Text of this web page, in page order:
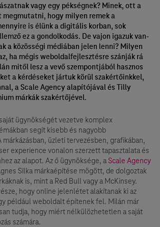
vagy egy pékségnek? Minek, ott a
megmutatni, hogy milyen remek a
is élünk a digitális korban, sok
ez a gondolkodás. De vajon igazuk van-
a közösségi médiában jelen lenni? Milyen
ha mégis weboldalfejlesztésre szánják rá
mitől lesz a vevő szempontjából hasznos
a kérdéseket jártuk körül szakértőinkkel,
a Scale Agency alapítójával és Tilly
márkák szakértőjével.
ügynökségét vezetve komplex
segít kisebb és nagyobb
márkázásban, üzleti tervezésben, grafikában,
experience vonalon szerzett tapasztalata és
az alapot. Az ő ügynöksége, a Scale Agency
Silka márkaépítése mögött, de dolgoztak
is, mint a Red Bull vagy a McKinsey.
hogy online jelenlétet alakítanak ki az
például weboldalt építenek fel. Milán már
tudja, hogy miért nélkülözhetetlen a saját
számára.